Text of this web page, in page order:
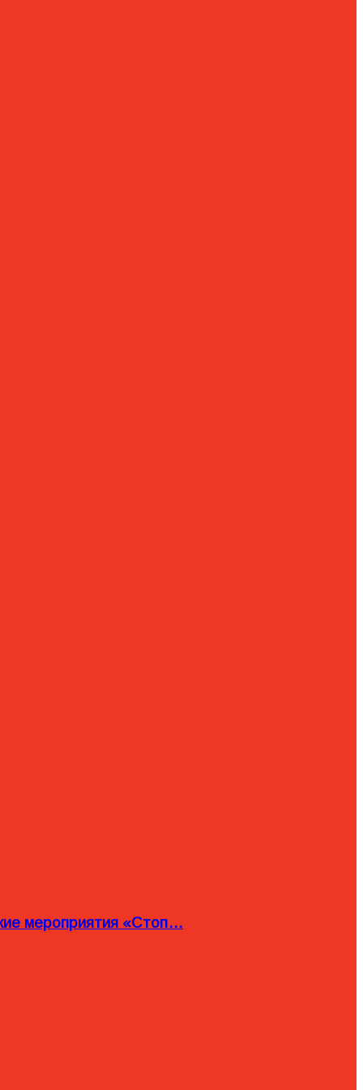
мероприятия «Стоп…